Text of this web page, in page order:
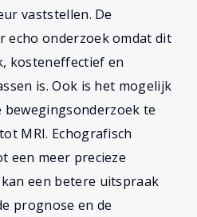
vaststellen. De
echo onderzoek omdat dit
kosteneffectief en
is. Ook is het mogelijk
bewegingsonderzoek te
MRI. Echografisch
een meer precieze
een betere uitspraak
prognose en de